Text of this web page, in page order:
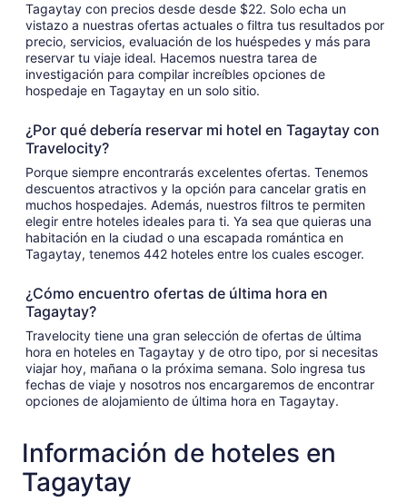
Tagaytay con precios desde desde $22. Solo echa un
vistazo a nuestras ofertas actuales o filtra tus resultados por
precio, servicios, evaluación de los huéspedes y más para
reservar tu viaje ideal. Hacemos nuestra tarea de
investigación para compilar increíbles opciones de
hospedaje en Tagaytay en un solo sitio.
¿Por qué debería reservar mi hotel en Tagaytay con
Travelocity?
Porque siempre encontrarás excelentes ofertas. Tenemos
descuentos atractivos y la opción para cancelar gratis en
muchos hospedajes. Además, nuestros filtros te permiten
elegir entre hoteles ideales para ti. Ya sea que quieras una
habitación en la ciudad o una escapada romántica en
Tagaytay, tenemos 442 hoteles entre los cuales escoger.
¿Cómo encuentro ofertas de última hora en
Tagaytay?
Travelocity tiene una gran selección de ofertas de última
hora en hoteles en Tagaytay y de otro tipo, por si necesitas
viajar hoy, mañana o la próxima semana. Solo ingresa tus
fechas de viaje y nosotros nos encargaremos de encontrar
opciones de alojamiento de última hora en Tagaytay.
Información de hoteles en
Tagaytay